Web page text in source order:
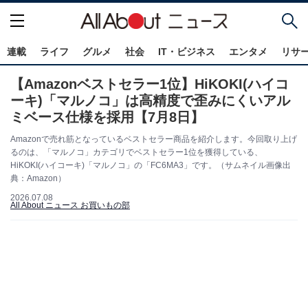
連載 ライフ グルメ 社会 IT・ビジネス エンタメ リサ
【Amazonベストセラー1位】HiKOKI(ハイコ
ーキ)「マルノコ」は高精度で歪みにくいアル
ミベース仕様を採用【7月8日】
Amazonで売れ筋となっているベストセラー商品を紹介します。今回取り上げ
るのは、「マルノコ」カテゴリでベストセラー1位を獲得している、
HiKOKI(ハイコーキ)「マルノコ」の「FC6MA3」です。（サムネイル画像出
典：Amazon）
2026.07.08
All About ニュース お買いもの部